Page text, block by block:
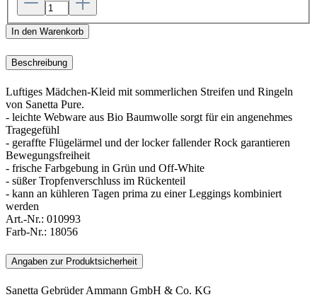
In den Warenkorb
Beschreibung
Luftiges Mädchen-Kleid mit sommerlichen Streifen und Ringeln
von Sanetta Pure.
- leichte Webware aus Bio Baumwolle sorgt für ein angenehmes
Tragegefühl
- geraffte Flügelärmel und der locker fallender Rock garantieren
Bewegungsfreiheit
- frische Farbgebung in Grün und Off-White
- süßer Tropfenverschluss im Rückenteil
- kann an kühleren Tagen prima zu einer Leggings kombiniert
werden
Art.-Nr.: 010993
Farb-Nr.: 18056
Angaben zur Produktsicherheit
Sanetta Gebrüder Ammann GmbH & Co. KG